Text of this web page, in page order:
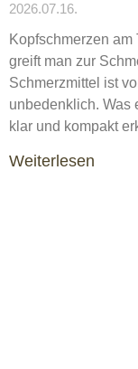
2026.07.16.
Kopfschmerzen am
greift man zur
Schmerzmittel ist
unbedenklich. Was
klar und kompakt
Weiterlesen